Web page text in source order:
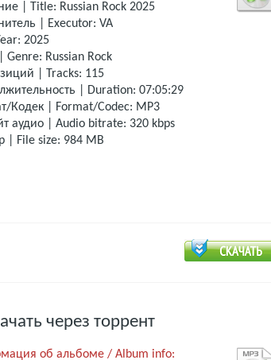
| Title: Russian Rock 2025
| Executor: VA
2025
Russian Rock
| Tracks: 115
| Duration: 07:05:29
Кодек | Format/Codec: MP3
аудио | Audio bitrate: 320 kbps
| File size: 984 MB
через торрент
об альбоме / Album info: